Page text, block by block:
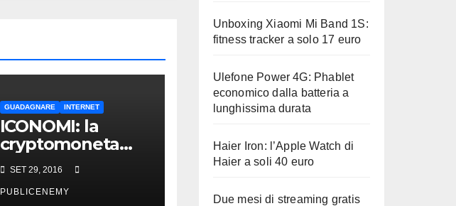
GUADAGNARE INTERNET
ICONOMI: la
cryptomoneta
che fa girare la
testa
SET 29, 2016
PUBLICENEMY
Unboxing Xiaomi Mi Band 1S:
fitness tracker a solo 17 euro
Ulefone Power 4G: Phablet
economico dalla batteria a
lunghissima durata
Haier Iron: l’Apple Watch di
Haier a soli 40 euro
Due mesi di streaming gratis